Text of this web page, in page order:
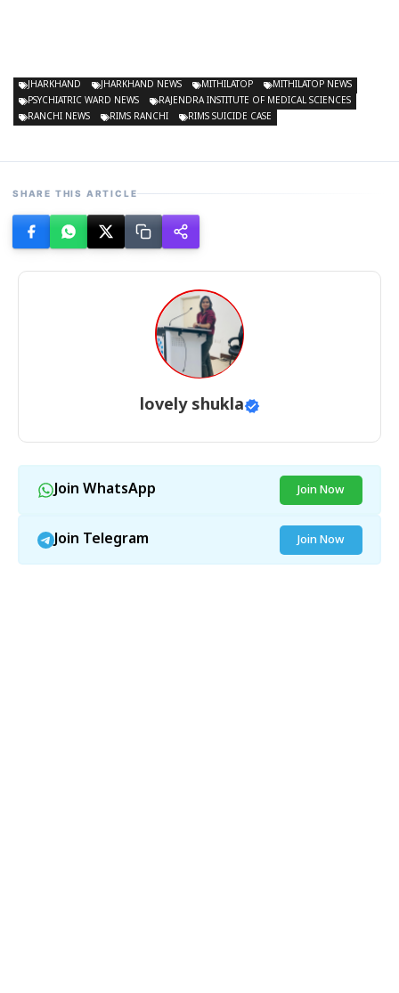
JHARKHAND JHARKHAND NEWS MITHILATOP
MITHILATOP NEWS
PSYCHIATRIC WARD NEWS
RAJENDRA INSTITUTE OF MEDICAL SCIENCES
RANCHI NEWS
RIMS RANCHI RIMS SUICIDE CASE
SHARE THIS ARTICLE
lovely shukla
Join WhatsApp Join Now
Join Telegram Join Now